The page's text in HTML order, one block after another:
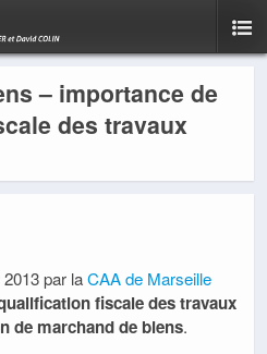
– importance de
des travaux
par laCAA de Marseille
fiscale des travaux
de marchand de biens.